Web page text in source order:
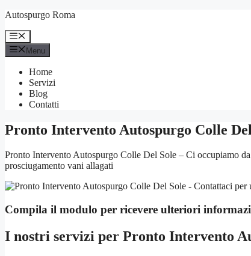
Vai
contenuto
Autospurgo Roma
Menu
Menu
Home
Servizi
Blog
Contatti
Pronto Intervento Autospurgo Colle
Pronto Intervento Autospurgo Colle Del Sole – Ci occupiamo
prosciugamento vani allagati
Compila il modulo per ricevere ulteriori
I nostri servizi per Pronto Intervento